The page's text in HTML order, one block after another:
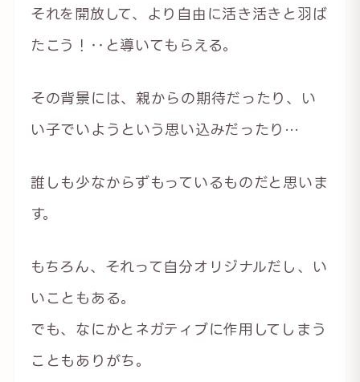
それを開放して、より自由に活き活きと羽ば
たこう！‥と導いてもらえる。
その背景には、親からの期待だったり、い
い子でいようという思い込みだったり…
誰しも少なからずもっているものだと思いま
す。
もちろん、それって自分オリジナルだし、い
いこともある。
でも、なにかとネガティブに作用してしまう
こともありがち。